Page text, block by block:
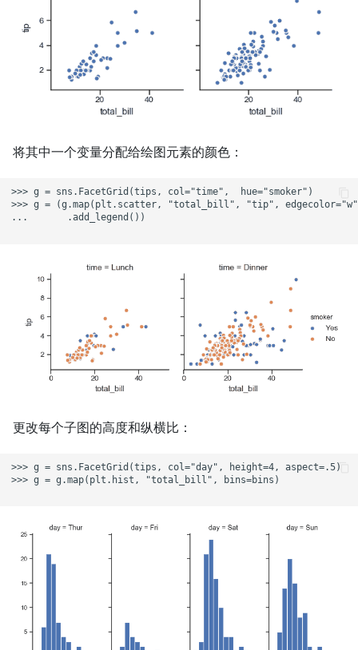
将其中一个变量分配给绘图元素的颜色：
>>> g = sns.FacetGrid(tips, col="time",  hue="smoker")
>>> g = (g.map(plt.scatter, "total_bill", "tip",
...       .add_legend())
更改每个子图的高度和纵横比：
>>> g = sns.FacetGrid(tips, col="day", height=4, aspect=.5)
>>> g = g.map(plt.hist, "total_bill", bins=bins)